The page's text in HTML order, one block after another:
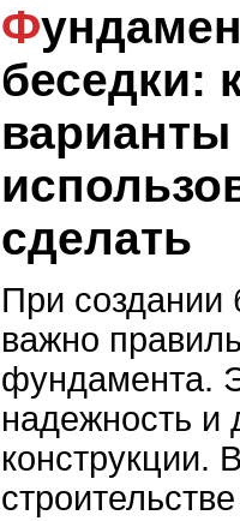
Фундамент для
беседки:
варианты
сделать
При создании
важно
фундамента.
надежность и
конструкции.